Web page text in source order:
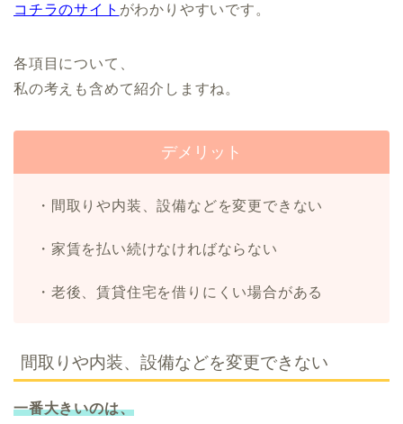
コチラのサイト がわかりやすいです。
各項目について、
私の考えも含めて紹介しますね。
デメリット
・間取りや内装、設備などを変更できない
・家賃を払い続けなければならない
・老後、賃貸住宅を借りにくい場合がある
間取りや内装、設備などを変更できない
一番大きいのは、